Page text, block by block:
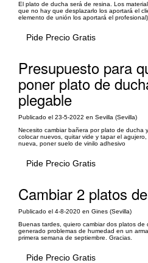
El plato de ducha será de resina. Los
que no hay que desplazarlo los aportará el
elemento de unión los aportará el profesional)
Pide Precio Gratis
Presupuesto para
poner plato de
plegable
Publicado el 23-5-2022 en Sevilla (Sevilla)
Necesito cambiar bañera por plato de ducha
colocar nuevos, quitar vide y tapar el
nueva, poner suelo de vinilo adhesivo
Pide Precio Gratis
Cambiar 2 platos
Publicado el 4-8-2020 en Gines (Sevilla)
Buenas tardes, quiero cambiar dos platos
generado problemas de humedad en un
primera semana de septiembre. Gracias.
Pide Precio Gratis